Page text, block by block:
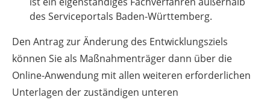
des Serviceportals Baden-Württemberg.
Den Antrag zur Änderung des Entwicklungsziels
können Sie als Maßnahmenträger dann über die
Online-Anwendung mit allen weiteren erforderlichen
Unterlagen der zuständigen unteren